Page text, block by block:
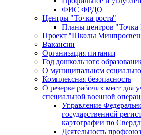
ФИС ФРДО
Центры "Точка роста"
Планы центров "Точка
Проект "Школы
Вакансии
Организация питания
Год дошкольного
О муниципальном
Комплексная безопасность
О резерве рабочих мест для
специальной военной
Управление
государственной
картографии по
Деятельность